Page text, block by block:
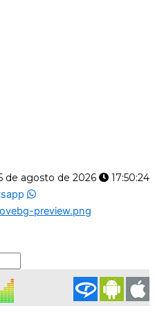
de agosto de 2026
17:50:25